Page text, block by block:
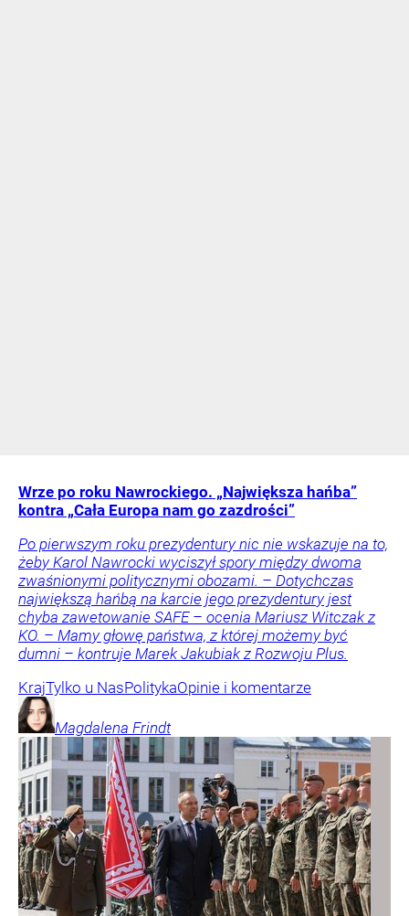
Wrze po roku Nawrockiego. „Największa hańba”
kontra „Cała Europa nam go zazdrości”
Po pierwszym roku prezydentury nic nie wskazuje na to,
żeby Karol Nawrocki wyciszył spory między dwoma
zwaśnionymi politycznymi obozami. – Dotychczas
największą hańbą na karcie jego prezydentury jest
chyba zawetowanie SAFE – ocenia Mariusz Witczak z
KO. – Mamy głowę państwa, z której możemy być
dumni – kontruje Marek Jakubiak z Rozwoju Plus.
KrajTylko u NasPolitykaOpinie i komentarze
Magdalena Frindt